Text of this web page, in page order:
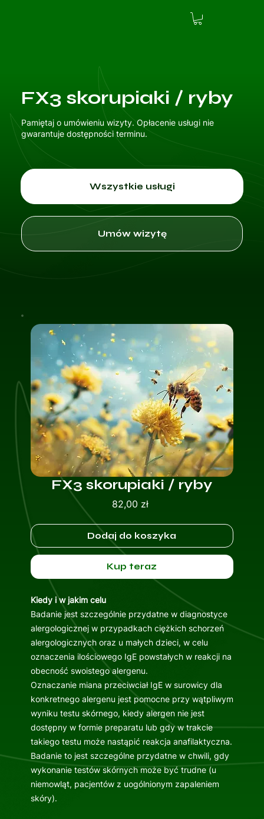
FX3 skorupiaki / ryby
Pamiętaj o umówieniu wizyty. Opłacenie usługi nie
gwarantuje dostępności terminu.
Wszystkie usługi
Umów wizytę
FX3 skorupiaki / ryby
82,00 złCena
Dodaj do koszyka
Kup teraz
Kiedy i w jakim celu
Badanie jest szczególnie przydatne w diagnostyce
alergologicznej w przypadkach ciężkich schorzeń
alergologicznych oraz u małych dzieci, w celu
oznaczenia ilościowego IgE powstałych w reakcji na
obecność swoistego alergenu.
Oznaczanie miana przeciwciał IgE w surowicy dla
konkretnego alergenu jest pomocne przy wątpliwym
wyniku testu skórnego, kiedy alergen nie jest
dostępny w formie preparatu lub gdy w trakcie
takiego testu może nastąpić reakcja anafilaktyczna.
Badanie to jest szczególne przydatne w chwili, gdy
wykonanie testów skórnych może być trudne (u
niemowląt, pacjentów z uogólnionym zapaleniem
skóry).